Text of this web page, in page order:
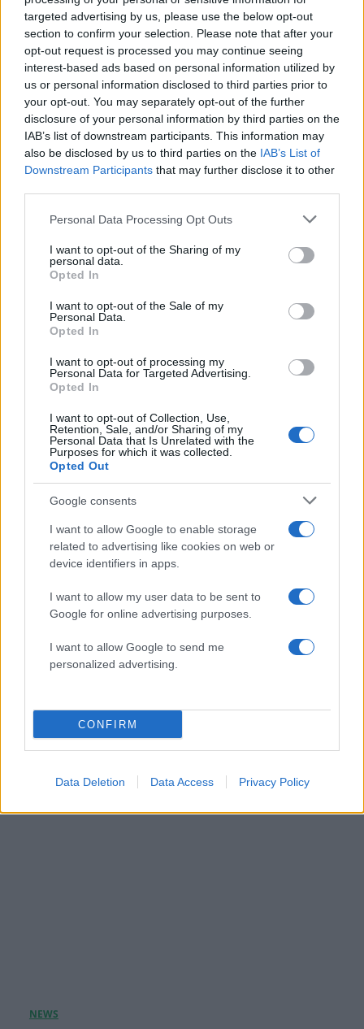
targeted advertising by us, please use the below opt-out
section to confirm your selection. Please note that after your
opt-out request is processed you may continue seeing
interest-based ads based on personal information utilized by
us or personal information disclosed to third parties prior to
your opt-out. You may separately opt-out of the further
disclosure of your personal information by third parties on the
IAB’s list of downstream participants. This information may
also be disclosed by us to third parties on the IAB’s List of
Downstream Participants that may further disclose it to other
Please note that this website/app uses one or more Google
not limited to your visit or usage behaviour. You may click to
grant or deny consent to Google and its third-party tags to
use your data for below specified purposes in below Google
consent section.
Personal Data Processing Opt Outs
I want to opt-out of the Sharing of my
personal data.
Opted In
I want to opt-out of the Sale of my
Personal Data.
Opted In
I want to opt-out of processing my
Personal Data for Targeted Advertising.
Opted In
I want to opt-out of Collection, Use,
Retention, Sale, and/or Sharing of my
Personal Data that Is Unrelated with the
Purposes for which it was collected.
Opted Out
Google consents
I want to allow Google to enable storage
related to advertising like cookies on web or
device identifiers in apps.
I want to allow my user data to be sent to
Google for online advertising purposes.
I want to allow Google to send me
personalized advertising.
CONFIRM
Data Deletion Data Access Privacy Policy
γιο της στην Βουλιαγμένη – Φωτογραφίες
09.08.2026
Στέφανος Κασσελάκης: «Η δημιουργία
οικογένειας είναι ένα από τα πιο όμορφα και
δημιουργικά όνειρα που έχω»
08.08.2026
της, Γεράσιμο – «Είσαι το φως στη ζωή μου»
08.08.2026